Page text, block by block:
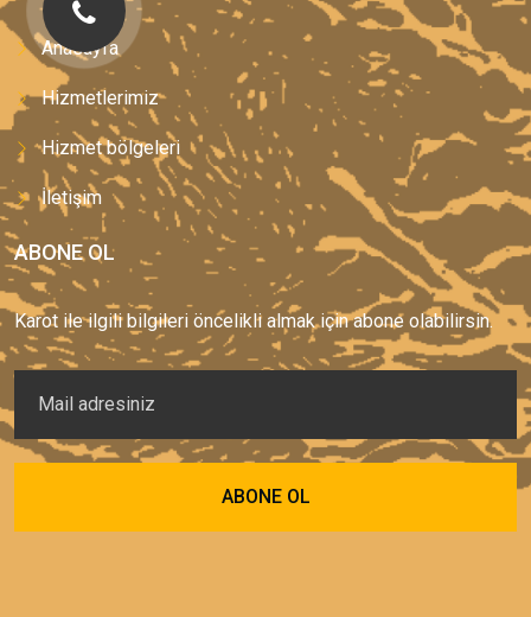
Anasayfa
Hizmetlerimiz
Hizmet bölgeleri
İletişim
ABONE OL
Karot ile ilgili bilgileri öncelikli almak için abone olabilirsin.